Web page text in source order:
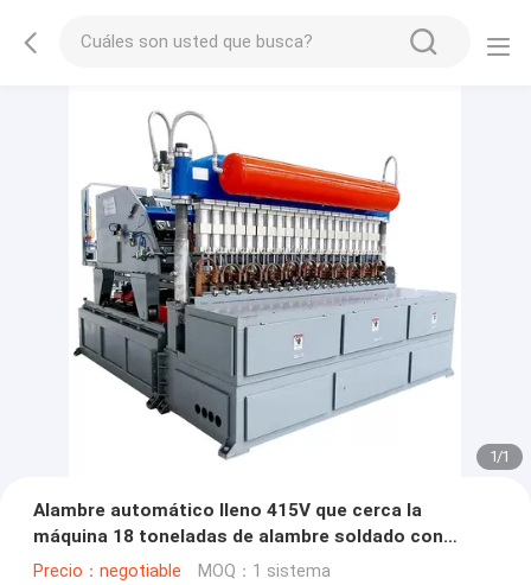
1/1
Alambre automático lleno 415V que cerca la
máquina 18 toneladas de alambre soldado con
autógena Mesh Machine
Precio：negotiable MOQ：1 sistema